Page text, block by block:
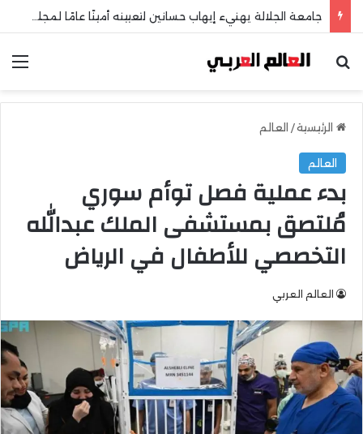
بحث عن
الرئيسية/ العالم
العالم
بدء عملية فصل توأم سوري
مُلتصق بمستشفى الملك عبدالله
التخصصي للأطفال في الرياض
العالم العربي